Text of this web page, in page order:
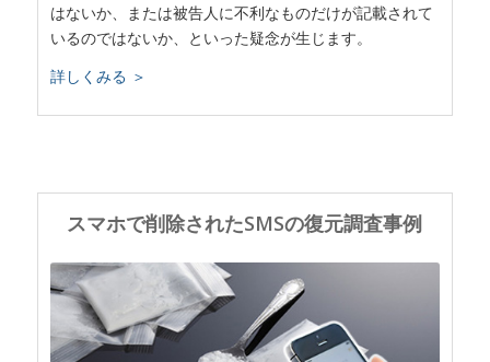
はないか、または被告人に不利なものだけが記載されて
いるのではないか、といった疑念が生じます。
詳しくみる ＞
スマホで削除されたSMSの復元調査事例